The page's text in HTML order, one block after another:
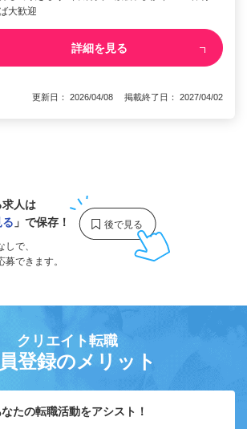
大歓迎
詳細を見る
更新日： 2026/04/08 掲載終了日： 2027/04/02
人は
」で保存！
で、
募できます。
クリエイト転職
登録のメリット
たの転職活動をアシスト！